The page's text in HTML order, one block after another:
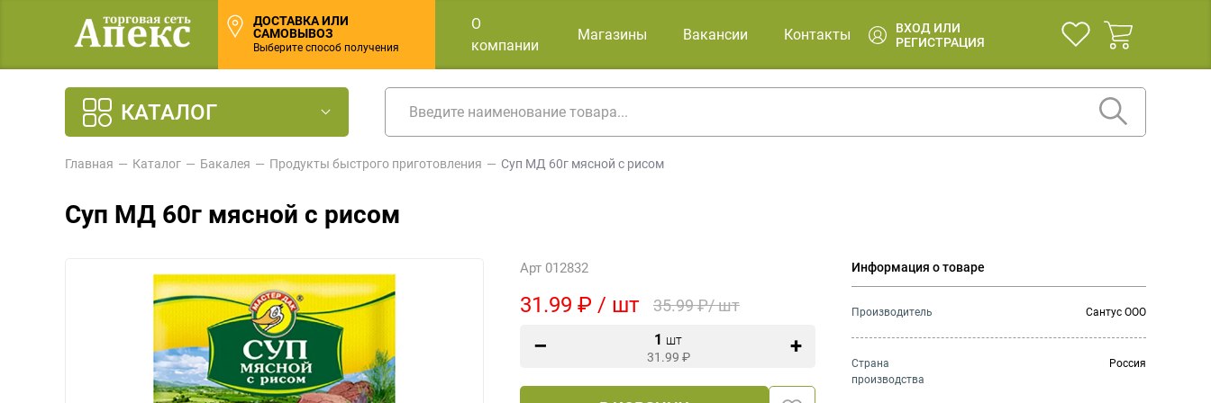
ДОСТАВКА ИЛИ
САМОВЫВОЗ
Выберите способ получения
О
компании
Магазины Вакансии Контакты
ВХОД ИЛИ
РЕГИСТРАЦИЯ
КАТАЛОГ
Главная Каталог Бакалея Продукты быстрого приготовления Суп МД 60г мясной с рисом
Суп МД 60г мясной с рисом
Арт 012832
31.99 ₽ / шт 35.99 ₽/ шт
1 шт
31.99 ₽
Информация о товаре
Производитель Сантус ООО
Страна
производства
Россия